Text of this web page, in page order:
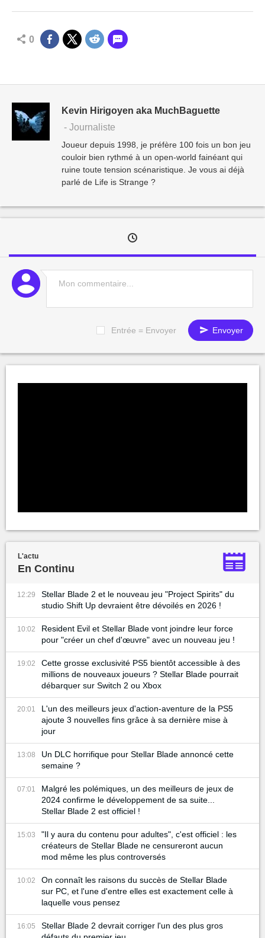
0
Kevin Hirigoyen aka MuchBaguette
- Journaliste
Joueur depuis 1998, je préfère 100 fois un bon jeu
couloir bien rythmé à un open-world fainéant qui
ruine toute tension scénaristique. Je vous ai déjà
parlé de Life is Strange ?
Entrée = Envoyer Envoyer
L'actu
En Continu
12:29
Stellar Blade 2 et le nouveau jeu "Project Spirits" du
studio Shift Up devraient être dévoilés en 2026 !
10:02
Resident Evil et Stellar Blade vont joindre leur force
pour "créer un chef d'œuvre" avec un nouveau jeu !
19:02
Cette grosse exclusivité PS5 bientôt accessible à des
millions de nouveaux joueurs ? Stellar Blade pourrait
débarquer sur Switch 2 ou Xbox
20:01
L'un des meilleurs jeux d'action-aventure de la PS5
ajoute 3 nouvelles fins grâce à sa dernière mise à
jour
13:08
Un DLC horrifique pour Stellar Blade annoncé cette
semaine ?
07:01
Malgré les polémiques, un des meilleurs de jeux de
2024 confirme le développement de sa suite...
Stellar Blade 2 est officiel !
15:03
"Il y aura du contenu pour adultes", c'est officiel : les
créateurs de Stellar Blade ne censureront aucun
mod même les plus controversés
10:02
On connaît les raisons du succès de Stellar Blade
sur PC, et l'une d'entre elles est exactement celle à
laquelle vous pensez
16:05
Stellar Blade 2 devrait corriger l'un des plus gros